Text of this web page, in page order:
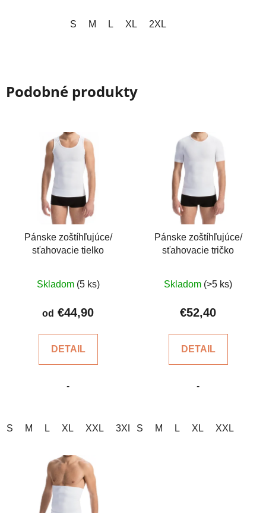
S M L XL 2XL
Podobné produkty
Pánske zoštíhľujúce/
sťahovacie tielko
hodnotenie
produktu
z
hviezdičiek.
Skladom (5 ks)
od €44,90
DETAIL
-
S M L XL XXL 3XL 4XL 5XL
Pánske zoštíhľujúce/
sťahovacie tričko
hodnotenie
produktu
z
hviezdičiek.
Skladom (>5 ks)
€52,40
DETAIL
-
S M L XL XXL